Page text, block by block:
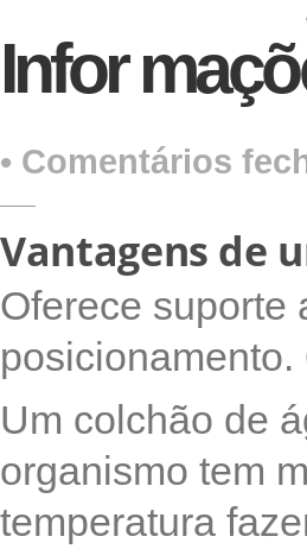
Infor
• Comentários
Vantagens de
Oferece suporte
Um colchão de
organismo tem
temperatura